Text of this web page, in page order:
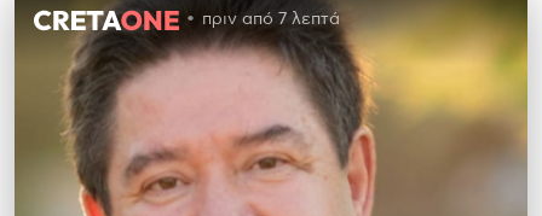
πριν από 7 λεπτά